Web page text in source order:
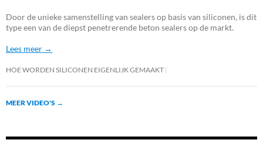
Door de unieke samenstelling van sealers op basis van siliconen, is dit
type een van de diepst penetrerende beton sealers op de markt.
Lees meer →
HOE WORDEN SILICONEN EIGENLIJK GEMAAKT
MEER VIDEO'S →